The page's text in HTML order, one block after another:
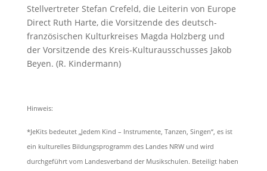
Stellvertreter Stefan Crefeld, die Leiterin von Europe
Direct Ruth Harte, die Vorsitzende des deutsch-
französischen Kulturkreises Magda Holzberg und
der Vorsitzende des Kreis-Kulturausschusses Jakob
Beyen. (R. Kindermann)
Hinweis:
*JeKits bedeutet „Jedem Kind – Instrumente, Tanzen, Singen“, es ist
ein kulturelles Bildungsprogramm des Landes NRW und wird
durchgeführt vom Landesverband der Musikschulen. Beteiligt haben